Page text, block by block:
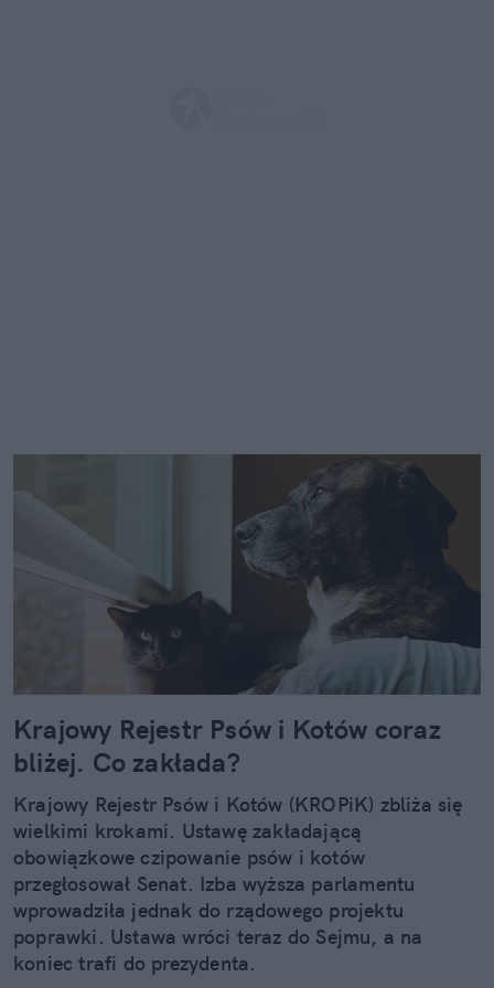
Krajowy Rejestr Psów i Kotów coraz
bliżej. Co zakłada?
Krajowy Rejestr Psów i Kotów (KROPiK) zbliża się
wielkimi krokami. Ustawę zakładającą
obowiązkowe czipowanie psów i kotów
przegłosował Senat. Izba wyższa parlamentu
wprowadziła jednak do rządowego projektu
poprawki. Ustawa wróci teraz do Sejmu, a na
koniec trafi do prezydenta.